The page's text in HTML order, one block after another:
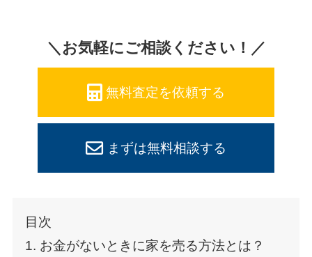
＼お気軽にご相談ください！／
無料査定を依頼する
まずは無料相談する
目次
1. お金がないときに家を売る方法とは？